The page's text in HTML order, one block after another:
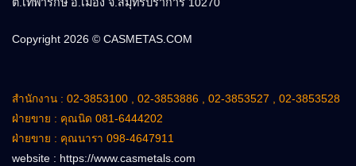
email : sale@casmetals.com
Line Official : @CASMETALS